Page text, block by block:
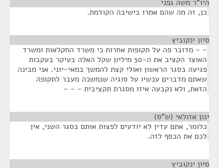
היו"ר משה גפני
כן, זה מה שהם אמרו בישיבה הקודמת.
סיון ינקוביץ
- - מדובר פה על תקופות אחרות כי משרד החקלאות ומשרד
האוצר הקציב את ה-30 מיליון שקל האלה בעיקר בעקבות
פגיעה בסגר הראשון ואולי קצת להמשך במאי-יוני. אני מבינה
שאתם מדברים עכשיו על סוגיה שנמשכה מעבר לתקופה
הזאת, ולא נקבעה איזו מסגרת תקציבית - - -
ינון אזולאי (ש"ס)
כלומר, אתם עדין לא יודעים לפצות אותם בסגר השני, אין
לכם את הכסף לזה.
סיון ינקוביץ